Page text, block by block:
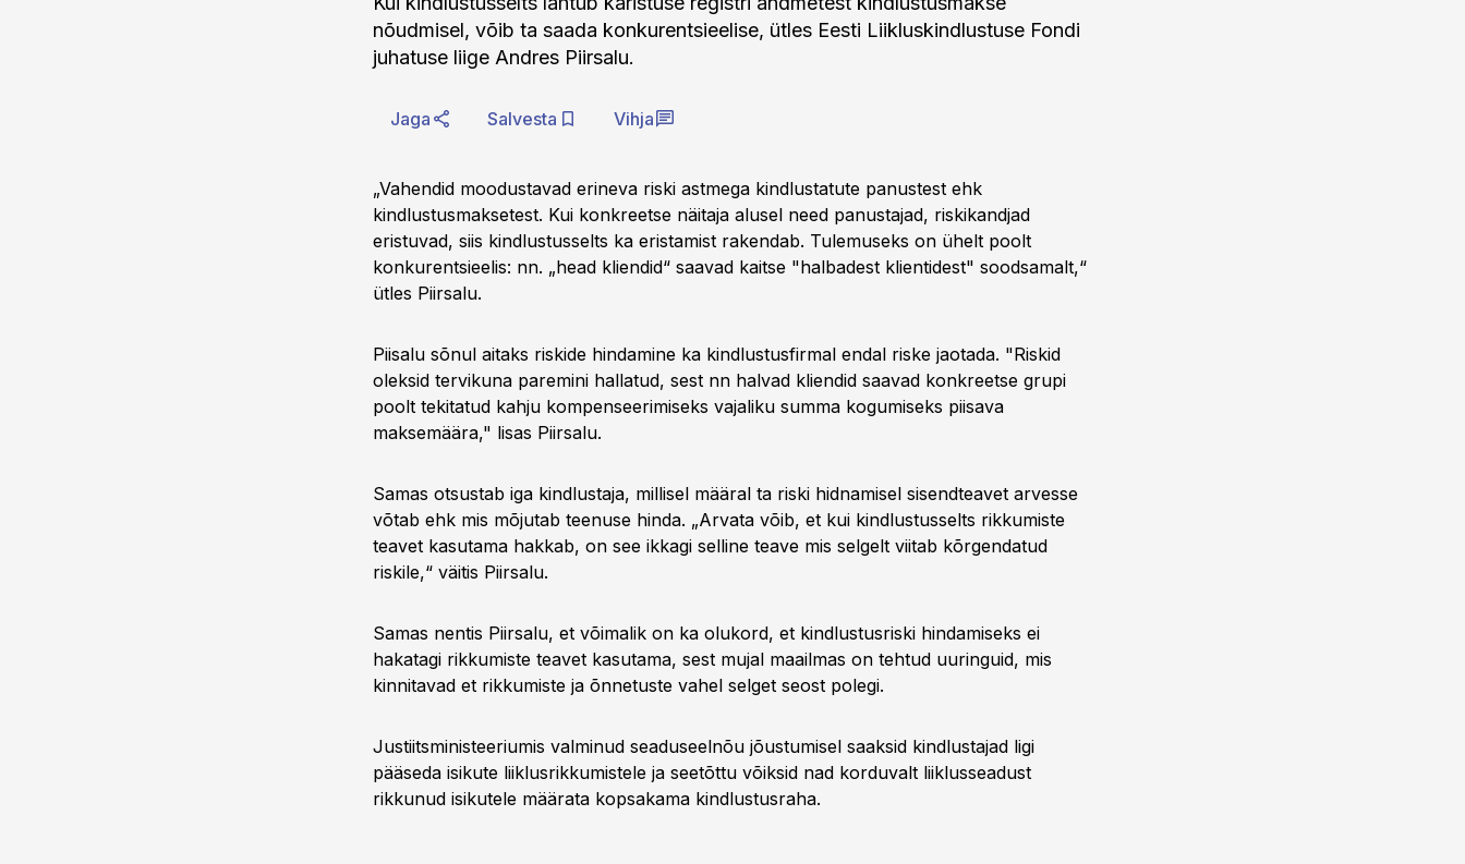
nõudmisel, võib ta saada konkurentsieelise, ütles Eesti Liikluskindlustuse Fondi
juhatuse liige Andres Piirsalu.
Jaga Salvesta Vihja
„Vahendid moodustavad erineva riski astmega kindlustatute panustest ehk
kindlustusmaksetest. Kui konkreetse näitaja alusel need panustajad, riskikandjad
eristuvad, siis kindlustusselts ka eristamist rakendab. Tulemuseks on ühelt poolt
konkurentsieelis: nn. „head kliendid“ saavad kaitse "halbadest klientidest" soodsamalt,“
ütles Piirsalu.
Piisalu sõnul aitaks riskide hindamine ka kindlustusfirmal endal riske jaotada. "Riskid
oleksid tervikuna paremini hallatud, sest nn halvad kliendid saavad konkreetse grupi
poolt tekitatud kahju kompenseerimiseks vajaliku summa kogumiseks piisava
maksemäära," lisas Piirsalu.
Samas otsustab iga kindlustaja, millisel määral ta riski hidnamisel sisendteavet arvesse
võtab ehk mis mõjutab teenuse hinda. „Arvata võib, et kui kindlustusselts rikkumiste
teavet kasutama hakkab, on see ikkagi selline teave mis selgelt viitab kõrgendatud
riskile,“ väitis Piirsalu.
Samas nentis Piirsalu, et võimalik on ka olukord, et kindlustusriski hindamiseks ei
hakatagi rikkumiste teavet kasutama, sest mujal maailmas on tehtud uuringuid, mis
kinnitavad et rikkumiste ja õnnetuste vahel selget seost polegi.
Justiitsministeeriumis valminud seaduseelnõu jõustumisel saaksid kindlustajad ligi
pääseda isikute liiklusrikkumistele ja seetõttu võiksid nad korduvalt liiklusseadust
rikkunud isikutele määrata kopsakama kindlustusraha.